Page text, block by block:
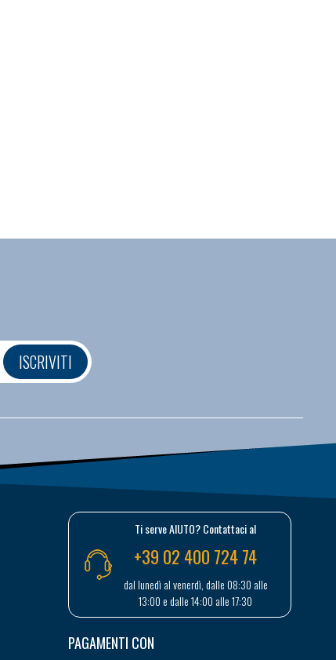
ISCRIVITI
Ti serve AIUTO? Contattaci al
+39 02 400 724 74
dal lunedì al venerdì, dalle 08:30 alle
13:00 e dalle 14:00 alle 17:30
PAGAMENTI CON